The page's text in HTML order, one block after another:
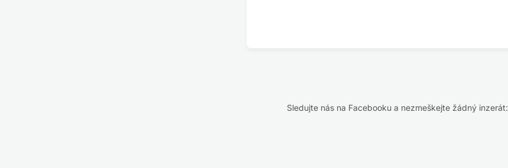
Sledujte nás na Facebooku a nezmeškejte žádný inzerát: